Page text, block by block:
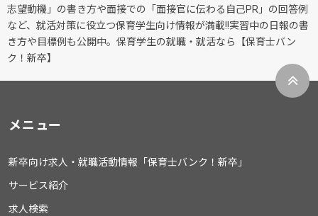
志望動機」の書き方や面接での「面接官に伝わる自己PR」の回答例
など、就活対策に役立つ保育学生向け情報が満載!!実習中の日報の書
き方や目標例も公開中。保育学生の就職・就活なら【保育士バン
ク！新卒】
メニュー
新卒向け求人・就職活動情報「保育士バンク！新卒」
サービス紹介
求人検索